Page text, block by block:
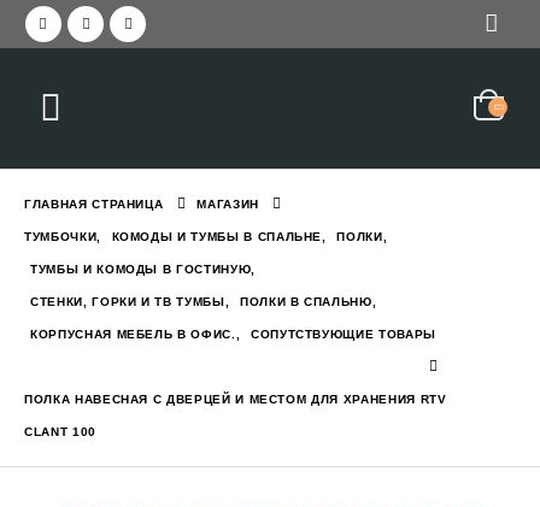
ГЛАВНАЯ СТРАНИЦА МАГАЗИН
ТУМБОЧКИ КОМОДЫ И ТУМБЫ В СПАЛЬНЕ ПОЛКИ
ТУМБЫ И КОМОДЫ В ГОСТИНУЮ
СТЕНКИ, ГОРКИ И ТВ ТУМБЫ ПОЛКИ В СПАЛЬНЮ
КОРПУСНАЯ МЕБЕЛЬ В ОФИС. СОПУТСТВУЮЩИЕ ТОВАРЫ
ПОЛКА НАВЕСНАЯ С ДВЕРЦЕЙ И МЕСТОМ ДЛЯ ХРАНЕНИЯ RTV
CLANT 100
и зеркалом GREEN
Красивая прихожая с
Прихожая современная с
Кровать двухъярусная
6,290